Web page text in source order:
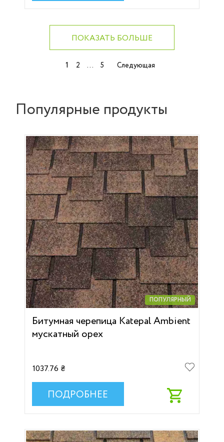
ПОКАЗАТЬ БОЛЬШЕ
Навигация
1 2 … 5 Следующая
Популярные продукты
ПОПУЛЯРНЫЙ
Битумная черепица Katepal Ambient
мускатный орех
1037.76 ₴
ПОДРОБНЕЕ